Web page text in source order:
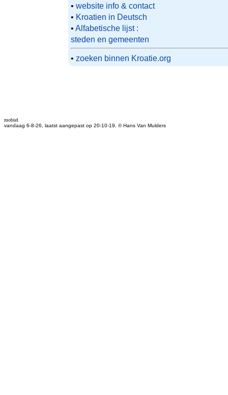
• website info & contact
• Kroatien in Deutsch
• Alfabetische lijst :
steden en gemeenten
• zoeken binnen Kroatie.org
mobiel
vandaag 6-8-26, laatst aangepast op 20-10-19. © Hans Van Mulders